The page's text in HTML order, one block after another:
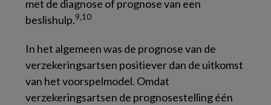
met de diagnose of prognose van een
beslishulp.9,10
In het algemeen was de prognose van de
verzekeringsartsen positiever dan de uitkomst
van het voorspelmodel. Omdat
verzekeringsartsen de prognosestelling één